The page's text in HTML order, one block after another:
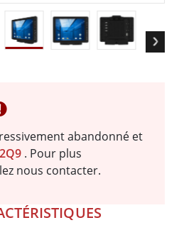
abandonné et
. Pour plus
nous contacter.